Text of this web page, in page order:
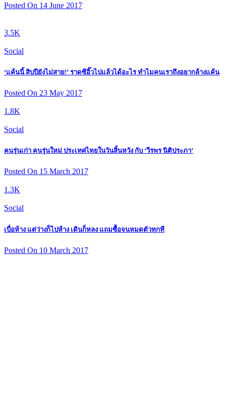
Posted On 14 June 2017
3.5K
Social
‘แค้นนี้ สิบปียังไม่สาย!’ ราดซีอิ๊วไปแล้วได้อะไร ทำไมคนเราถึงอยากล้างแค้น
Posted On 23 May 2017
1.8K
Social
คนรุ่นเก่า คนรุ่นใหม่ ประเทศไทยในวันสิ้นหวัง กับ ‘วีรพร นิติประภา’
Posted On 15 March 2017
1.3K
Social
เบื่อห้าง แต่ว่างก็ไปห้าง เดินก็หลง แถมซื้อจนหมดตัวทุกที
Posted On 10 March 2017